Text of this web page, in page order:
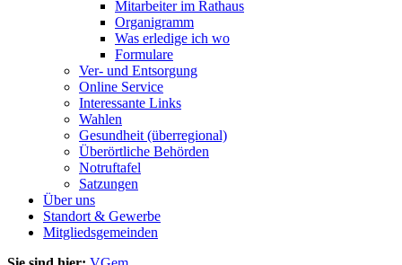
Mitarbeiter im Rathaus
Organigramm
Was erledige ich wo
Formulare
Ver- und Entsorgung
Online Service
Interessante Links
Wahlen
Gesundheit (überregional)
Überörtliche Behörden
Notruftafel
Satzungen
Über uns
Standort & Gewerbe
Mitgliedsgemeinden